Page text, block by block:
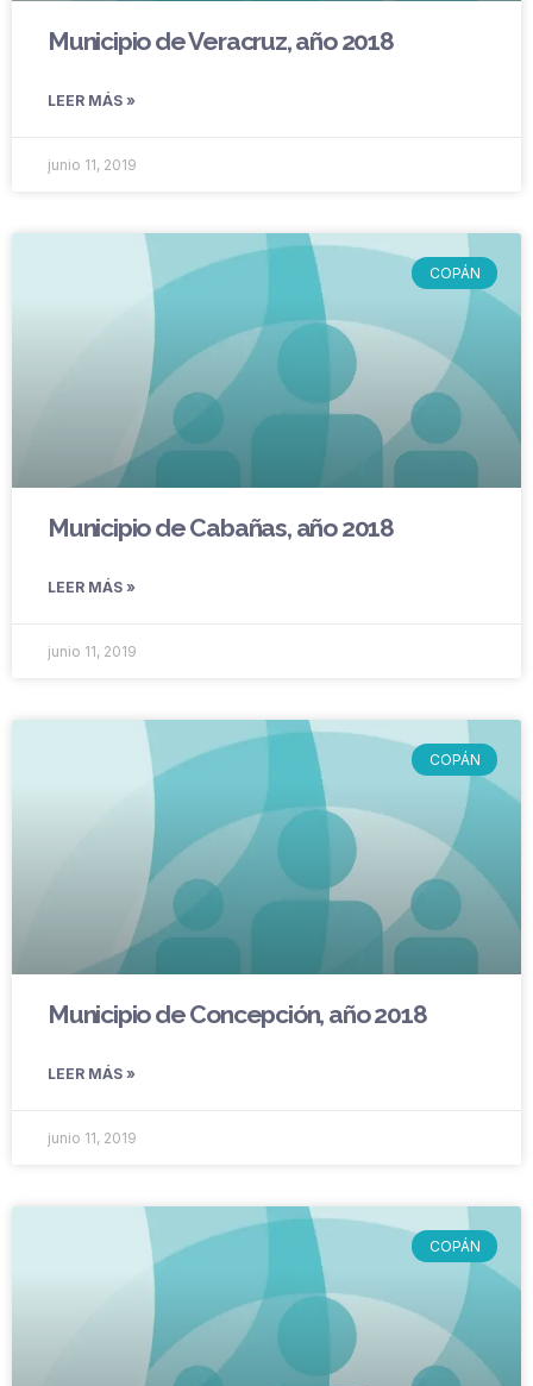
Municipio de Veracruz, año 2018
LEER MÁS »
junio 11, 2019
COPÁN
Municipio de Cabañas, año 2018
LEER MÁS »
junio 11, 2019
COPÁN
Municipio de Concepción, año 2018
LEER MÁS »
junio 11, 2019
COPÁN